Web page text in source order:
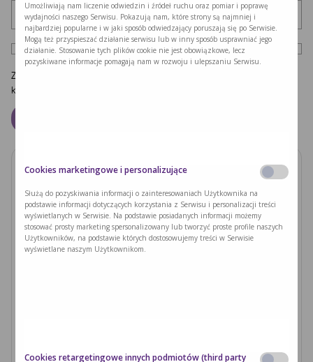
Zapamiętaj moje dane w tej przeglądarce podczas pisania kolejnych
komentarzy.
Zobacz również
PODUSZKI Z PAPIERU RYŻOWEGO Z
JACKFRUITEM I WARZYWAMI
Czytaj dalej >
Umożliwiają nam liczenie odwiedzin i źródeł ruchu oraz pomiar i poprawę
wydajności naszego Serwisu. Pokazują nam, które strony są najmniej i
najbardziej popularne i w jaki sposób odwiedzający poruszają się po Serwisie.
Mogą też przyspieszać działanie serwisu lub w inny sposób usprawniać jego
działanie. Stosowanie tych plików cookie nie jest obowiązkowe, lecz
pozyskiwane informacje pomagają nam w rozwoju i ulepszaniu Serwisu.
Cookies marketingowe i personalizujące
Służą do pozyskiwania informacji o zainteresowaniach Użytkownika na
podstawie informacji dotyczących korzystania z Serwisu i personalizacji treści
wyświetlanych w Serwisie. Na podstawie posiadanych informacji możemy
stosować prosty marketing spersonalizowany lub tworzyć proste profile naszych
Użytkowników, na podstawie których dostosowujemy treści w Serwisie
wyświetlane naszym Użytkownikom.
Cookies retargetingowe innych podmiotów (third party